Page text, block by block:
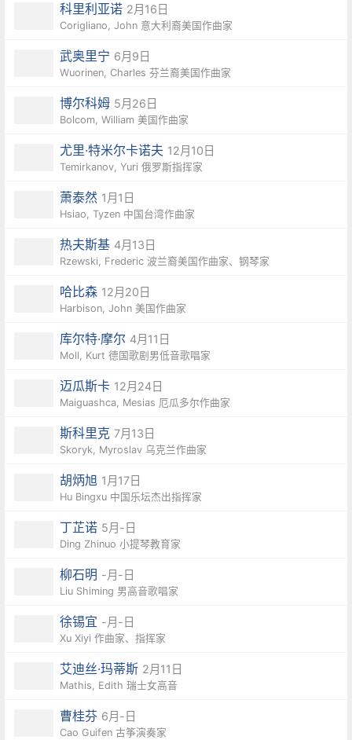
科里利亚诺 2月16日
Corigliano, John 意大利裔美国作曲家
武奥里宁 6月9日
Wuorinen, Charles 芬兰裔美国作曲家
博尔科姆 5月26日
Bolcom, William 美国作曲家
尤里·特米尔卡诺夫 12月10日
Temirkanov, Yuri 俄罗斯指挥家
萧泰然 1月1日
Hsiao, Tyzen 中国台湾作曲家
热夫斯基 4月13日
Rzewski, Frederic 波兰裔美国作曲家、钢琴家
哈比森 12月20日
Harbison, John 美国作曲家
库尔特·摩尔 4月11日
Moll, Kurt 德国歌剧男低音歌唱家
迈瓜斯卡 12月24日
Maiguashca, Mesias 厄瓜多尔作曲家
斯科里克7月13日
Skoryk, Myroslav 乌克兰作曲家
胡炳旭 1月17日
Hu Bingxu 中国乐坛杰出指挥家
丁芷诺 5月-日
Ding Zhinuo 小提琴教育家
柳石明 -月-日
Liu Shiming 男高音歌唱家
徐锡宜 -月-日
Xu Xiyi 作曲家、指挥家
艾迪丝·玛蒂斯 2月11日
Mathis, Edith 瑞士女高音
曹桂芬 6月-日
Cao Guifen 古筝演奏家